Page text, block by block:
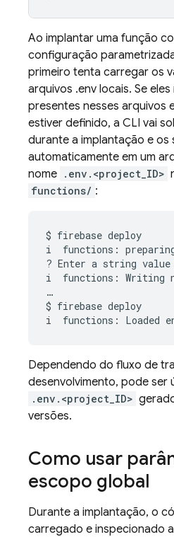
Ao implantar uma função
configuração
primeiro tenta carregar os
arquivos .env locais. Se
presentes nesses arquivos
estiver definido, a CLI vai
durante a implantação e os
automaticamente em um
nome .env.<project_ID>
functions/ :
$ firebase deploy
i
functions:
? Enter a string value
i
functions: Writing
…
$ firebase deploy
i
functions: Loaded
Dependendo do fluxo de
desenvolvimento, pode ser
.env.<project_ID>
versões.
Como usar
escopo global
Durante a implantação, o
carregado e inspecionado